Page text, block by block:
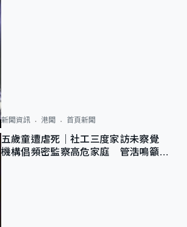
新聞資訊 港聞 首頁新聞
五歲童遭虐死｜社工三度家訪未察覺
機構倡頻密監察高危家庭 管浩鳴籲加